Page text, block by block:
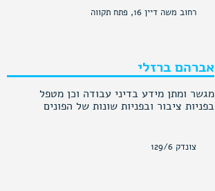
משרדנו ממוקם בעיר באר שבע, אולם אנו
במידה והינכם צריכים עזרה של עורך דין, צרו
איתנו בהקדם כדי שנוכל לעזור גם לכם.
המשרד עוסק במימוש זכויות רפואיות ובייצוג
תובעים פרטיים מול רשויות, חברות ביטוח,
רחוב משה דיין 16, פתח תקווה
אברהם ברזלי
מגשר ומתן מידע בדיני עבודה וכן מטפל
בפניות ציבור ובפניות שונות של הפונים
צונדק 129/6